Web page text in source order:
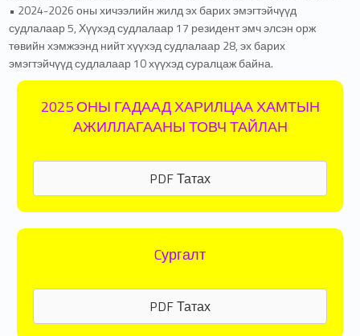
• 2024-2026 оны хичээлийн жилд эх барих эмэгтэйчүүд
судлалаар 5, Хүүхэд судлалаар 17 резидент эмч элсэн орж
төвийн хэмжээнд нийт хүүхэд судлалаар 28, эх барих
эмэгтэйчүүд судлалаар 10 хүүхэд суралцаж байна.
2025 ОНЫ ГАДААД ХАРИЛЦАА ХАМТЫН
АЖИЛЛАГААНЫ ТОВЧ ТАЙЛАН
PDF Татах
Cургалт
PDF Татах